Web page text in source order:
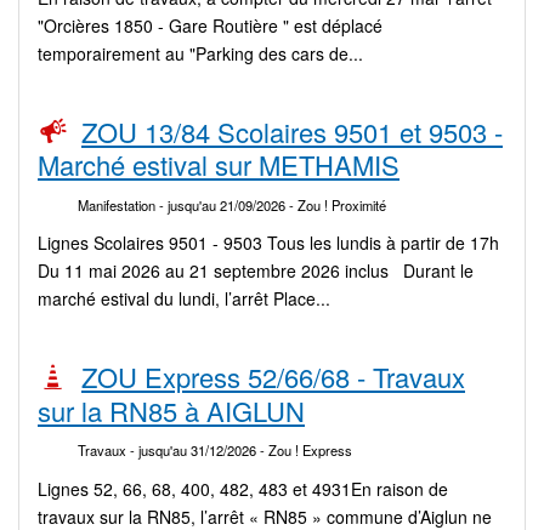
"Orcières 1850 - Gare Routière " est déplacé
temporairement au "Parking des cars de...
ZOU 13/84 Scolaires 9501 et 9503 -
Marché estival sur METHAMIS
Manifestation- jusqu'au 21/09/2026- Zou ! Proximité
Lignes Scolaires 9501 - 9503 Tous les lundis à partir de 17h
Du 11 mai 2026 au 21 septembre 2026 inclus Durant le
marché estival du lundi, l’arrêt Place...
ZOU Express 52/66/68 - Travaux
sur la RN85 à AIGLUN
Travaux - jusqu'au 31/12/2026- Zou ! Express
Lignes 52, 66, 68, 400, 482, 483 et 4931En raison de
travaux sur la RN85, l’arrêt « RN85 » commune d’Aiglun ne